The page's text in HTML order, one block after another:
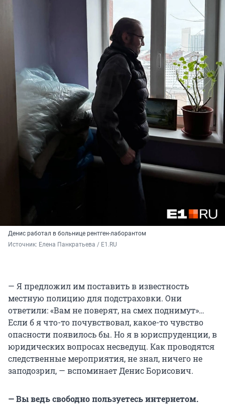
Денис работал в больнице рентген-лаборантом
Источник: Елена Панкратьева / E1.RU
— Я предложил им поставить в известность
местную полицию для подстраховки. Они
ответили: «Вам не поверят, на смех поднимут»…
Если б я что-то почувствовал, какое-то чувство
опасности появилось бы. Но я в юриспруденции, в
юридических вопросах несведущ. Как проводятся
следственные мероприятия, не знал, ничего не
заподозрил, — вспоминает Денис Борисович.
— Вы ведь свободно пользуетесь интернетом.